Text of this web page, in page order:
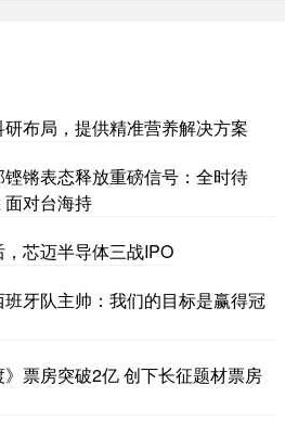
布局，提供精准营养解决方案
锵表态释放重磅信号：全时待
对台海持
芯迈半导体三战IPO
牙队主帅：我们的目标是赢得冠
票房突破2亿 创下长征题材票房